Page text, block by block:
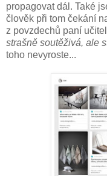
propagovat dál. Také
člověk při tom čekání
z povzdechů paní
strašně soutěživá, ale
toho nevyroste...